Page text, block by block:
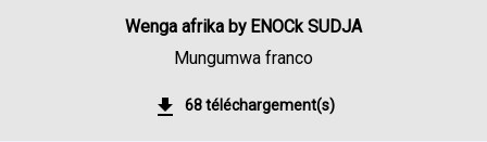
Wenga afrika by ENOCk SUDJA
Mungumwa franco
68 téléchargement(s)